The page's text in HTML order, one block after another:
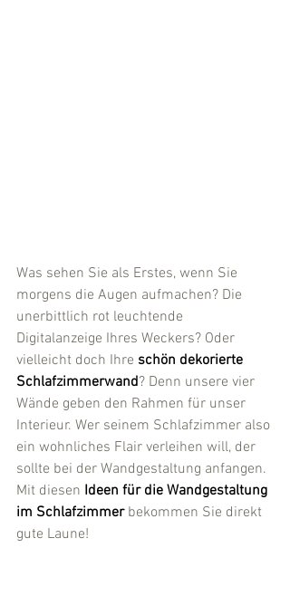
Was sehen Sie als Erstes, wenn Sie
morgens die Augen aufmachen? Die
unerbittlich rot leuchtende
Digitalanzeige Ihres Weckers? Oder
vielleicht doch Ihre schön dekorierte
Schlafzimmerwand? Denn unsere vier
Wände geben den Rahmen für unser
Interieur. Wer seinem Schlafzimmer also
ein wohnliches Flair verleihen will, der
sollte bei der Wandgestaltung anfangen.
Mit diesen Ideen für die Wandgestaltung
im Schlafzimmer bekommen Sie direkt
gute Laune!